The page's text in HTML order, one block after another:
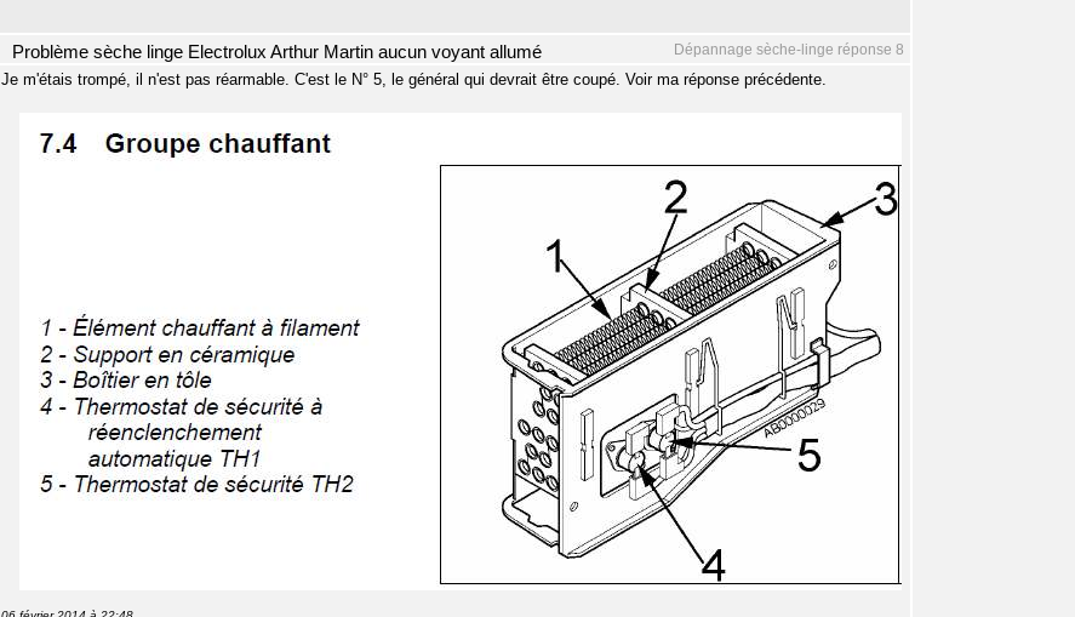
Dépannage sèche-linge réponse 8
Problème sèche linge Electrolux Arthur Martin aucun voyant allumé
Je m'étais trompé, il n'est pas réarmable. C'est le N° 5, le général qui devrait être coupé. Voir ma réponse précédente.